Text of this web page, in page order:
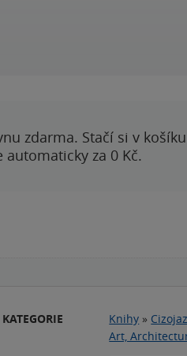
zdarma. Stačí si v
za 0 Kč.
KATEGORIE Knihy »
Art,